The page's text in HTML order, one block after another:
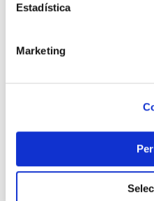
Estadística
Marketing
negro mate
Añadir